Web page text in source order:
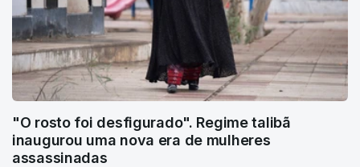
"O rosto foi desfigurado". Regime talibã
inaugurou uma nova era de mulheres
assassinadas